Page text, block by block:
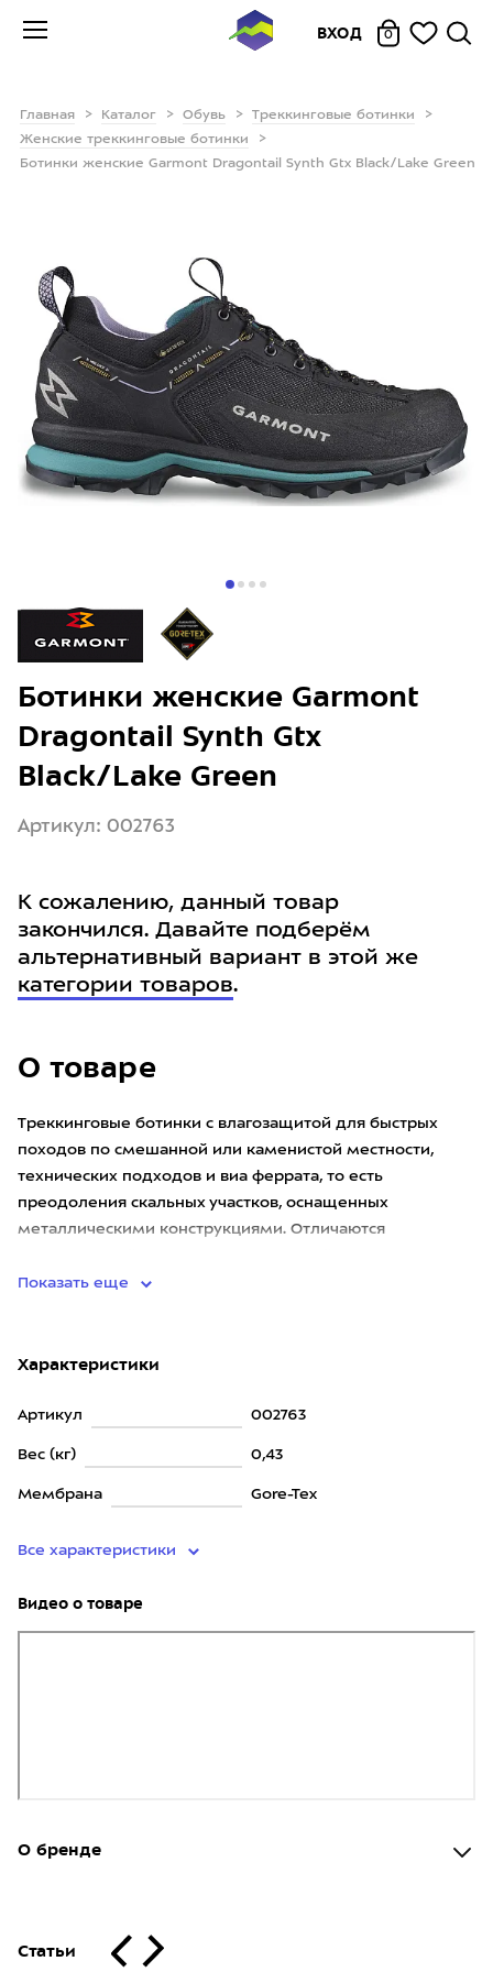
ВХОД 0
Главная Каталог Обувь
Треккинговые ботинки
Женские треккинговые ботинки
Ботинки женские Garmont Dragontail Synth Gtx Black/Lake Green
О товаре
Треккинговые ботинки с влагозащитой для быстрых
походов по смешанной или каменистой местности,
технических подходов и виа феррата, то есть
преодоления скальных участков, оснащенных
металлическими конструкциями. Отличаются
Показать еще
Характеристики
Артикул 002763
Вес (кг) 0,43
Мембрана Gore-Tex
Все характеристики
Видео о товаре
О бренде
Статьи
Ботинки женские Garmont
Dragontail Synth Gtx
Black/Lake Green
Артикул: 002763
К сожалению, данный товар
закончился. Давайте подберём
альтернативный вариант в этой же
категории товаров.